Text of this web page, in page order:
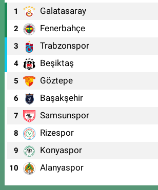
1 Galatasaray
2 Fenerbahçe
3 Trabzonspor
4 Beşiktaş
5 Göztepe
6 Başakşehir
7 Samsunspor
8 Rizespor
9 Konyaspor
10 Alanyaspor